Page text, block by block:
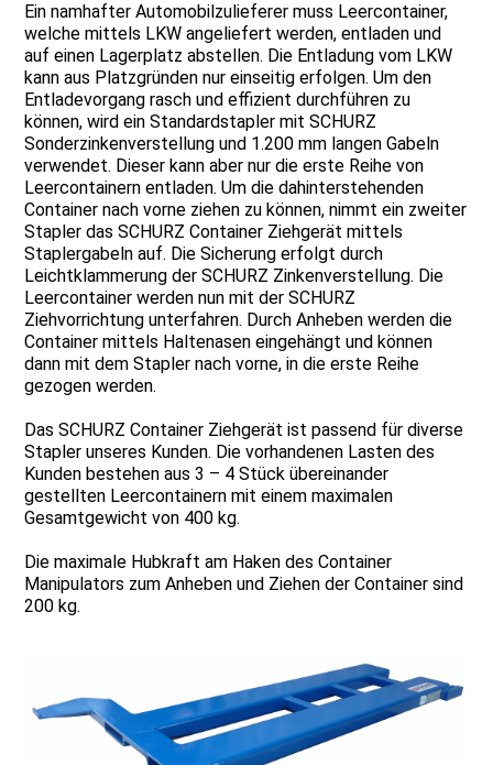
Ein namhafter Automobilzulieferer muss Leercontainer,
welche mittels LKW angeliefert werden, entladen und
auf einen Lagerplatz abstellen. Die Entladung vom LKW
kann aus Platzgründen nur einseitig erfolgen. Um den
Entladevorgang rasch und effizient durchführen zu
können, wird ein Standardstapler mit SCHURZ
Sonderzinkenverstellung und 1.200 mm langen Gabeln
verwendet. Dieser kann aber nur die erste Reihe von
Leercontainern entladen. Um die dahinterstehenden
Container nach vorne ziehen zu können, nimmt ein zweiter
Stapler das SCHURZ Container Ziehgerät mittels
Staplergabeln auf. Die Sicherung erfolgt durch
Leichtklammerung der SCHURZ Zinkenverstellung. Die
Leercontainer werden nun mit der SCHURZ
Ziehvorrichtung unterfahren. Durch Anheben werden die
Container mittels Haltenasen eingehängt und können
dann mit dem Stapler nach vorne, in die erste Reihe
gezogen werden.
Das SCHURZ Container Ziehgerät ist passend für diverse
Stapler unseres Kunden. Die vorhandenen Lasten des
Kunden bestehen aus 3 – 4 Stück übereinander
gestellten Leercontainern mit einem maximalen
Gesamtgewicht von 400 kg.
Die maximale Hubkraft am Haken des Container
Manipulators zum Anheben und Ziehen der Container sind
200 kg.